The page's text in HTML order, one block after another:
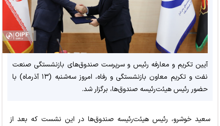
آیین تکریم و معارفه رئیس و سرپرست صندوق‌های بازنشستگی صنعت
نفت و تکریم معاون بازنشستگی و رفاه، امروز سه‌شنبه (۱۳ آذرماه) با
حضور رئیس هیئت‌رئیسه صندوق‌ها، برگزار شد.
سعید خوشرو، رئیس هیئت‌رئیسه صندوق‌ها در این نشست که بعد از